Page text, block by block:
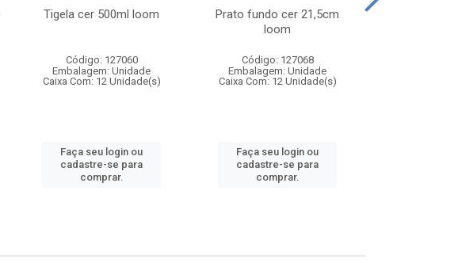
Tigela cer 500ml loom
Código: 127060
Embalagem: Unidade
Caixa Com: 12 Unidade(s)
Faça seu login ou
cadastre-se para
comprar.
Prato fundo cer 21,5cm
loom
Código: 127068
Embalagem: Unidade
Caixa Com: 12 Unidade(s)
Faça seu login ou
cadastre-se para
comprar.